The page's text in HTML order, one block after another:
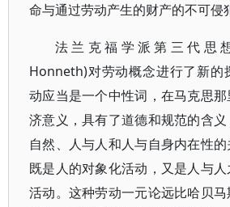
命与通过劳动产生的财产的不可侵
法兰克福学派第三代思
Honneth)对劳动概念进行了新的
动应当是一个中性词，在马克思
济意义，具有了道德和规范的含
自然、人与人和人与自身内在性
既是人的对象化活动，又是人与
活动。这种劳动一元论远比哈贝